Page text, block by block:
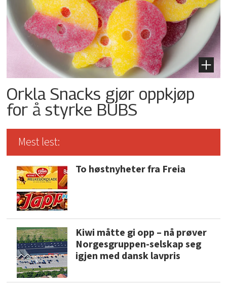
Orkla Snacks gjør oppkjøp
for å styrke BUBS
Mest lest:
To høstnyheter fra Freia
Kiwi måtte gi opp – nå prøver
Norgesgruppen-selskap seg
igjen med dansk lavpris